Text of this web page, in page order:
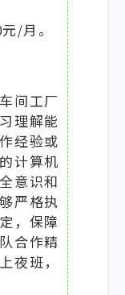
/月。
间工厂
理解能
经验或
计算机
意识和
严格执
，保障
合作精
夜班，